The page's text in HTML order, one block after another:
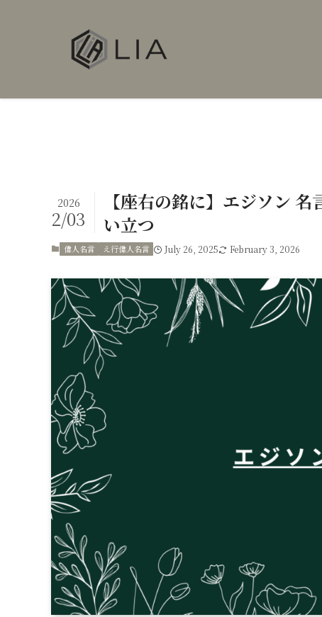
【座右の銘に】エジソン
い立つ
2026
2/03
偉人名言 え行偉人名言 July 26, 2025 February 3, 2026